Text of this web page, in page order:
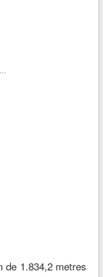
de 1.834,2 metres